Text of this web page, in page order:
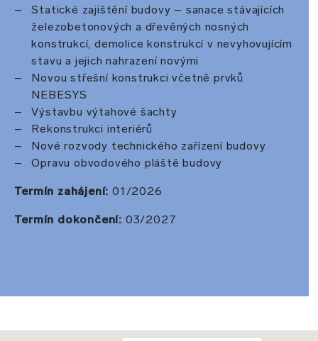
Statické zajištění budovy – sanace stávajících
železobetonových a dřevěných nosných
konstrukcí, demolice konstrukcí v nevyhovujícím
stavu a jejich nahrazení novými
Novou střešní konstrukci včetně prvků
NEBESYS
Výstavbu výtahové šachty
Rekonstrukci interiérů
Nové rozvody technického zařízení budovy
Opravu obvodového pláště budovy
Termín zahájení: 01/2026
Termín dokončení: 03/2027